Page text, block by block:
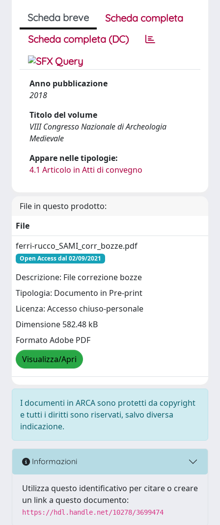
Scheda breve
Scheda completa
Scheda completa (DC)
Anno pubblicazione
2018
Titolo del volume
VIII Congresso Nazionale di Archeologia
Medievale
Appare nelle tipologie:
4.1 Articolo in Atti di convegno
File in questo prodotto:
File
ferri-rucco_SAMI_corr_bozze.pdf
Open Access dal 02/09/2021
Descrizione: File correzione bozze
Tipologia: Documento in Pre-print
Licenza: Accesso chiuso-personale
Dimensione 582.48 kB
Formato Adobe PDF
Visualizza/Apri
I documenti in ARCA sono protetti da copyright
e tutti i diritti sono riservati, salvo diversa
indicazione.
Informazioni
Utilizza questo identificativo per citare o creare
un link a questo documento:
https://hdl.handle.net/10278/3699474